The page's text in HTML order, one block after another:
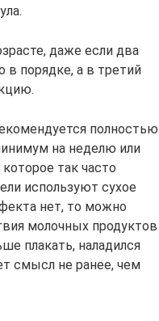
даже если два
порядке, а в третий
полностью
на неделю или
так часто
используют сухое
нет, то можно
молочных продуктов
плакать, наладился
смысл не ранее, чем